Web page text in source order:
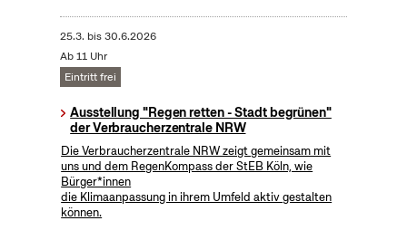
25.3. bis30.6.2026
Ab 11 Uhr
Eintritt frei
Ausstellung "Regen retten - Stadt begrünen"
der Verbraucherzentrale NRW
Die Verbraucherzentrale NRW zeigt gemeinsam mit
uns und dem RegenKompass der StEB Köln, wie
Bürger*innen
die Klimaanpassung in ihrem Umfeld aktiv gestalten
können.